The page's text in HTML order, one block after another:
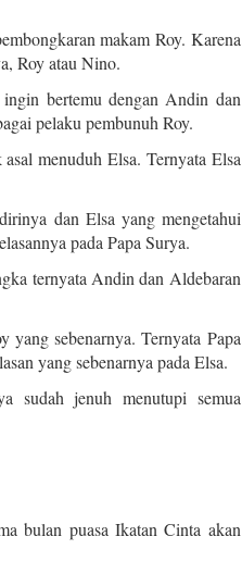
makam Roy. Karena
Roy atau Nino.
bertemu dengan Andin dan
pelaku pembunuh Roy.
menuduh Elsa. Ternyata Elsa
dan Elsa yang mengetahui
pada Papa Surya.
ternyata Andin dan Aldebaran
yang sebenarnya. Ternyata Papa
yang sebenarnya pada Elsa.
sudah jenuh menutupi semua
bulan puasa Ikatan Cinta akan